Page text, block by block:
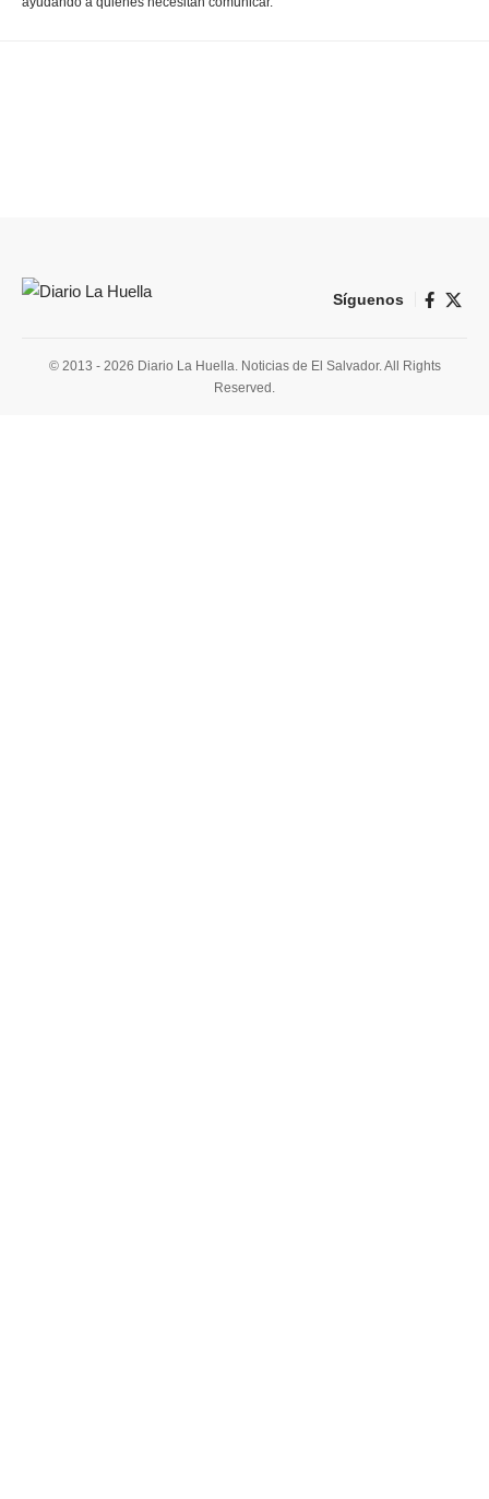
Síguenos
© 2013 - 2026 Diario La Huella. Noticias de El Salvador. All Rights
Reserved.